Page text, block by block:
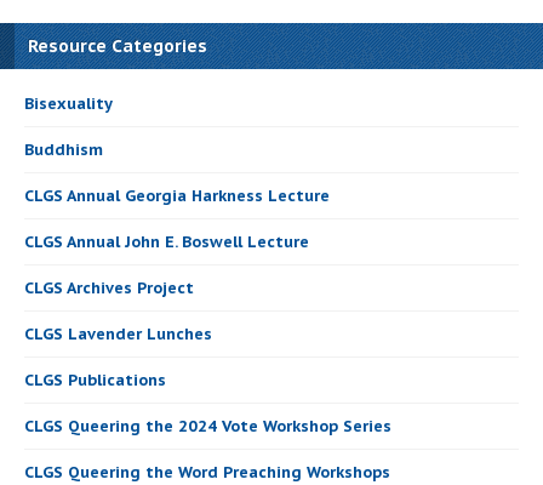
Resource Categories
Bisexuality
Buddhism
CLGS Annual Georgia Harkness Lecture
CLGS Annual John E. Boswell Lecture
CLGS Archives Project
CLGS Lavender Lunches
CLGS Publications
CLGS Queering the 2024 Vote Workshop Series
CLGS Queering the Word Preaching Workshops